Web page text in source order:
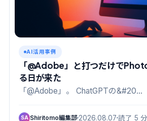
AI活用事例
「@Adobe」と打つだけで
る日が来た
「@Adobe」。 ChatGPTの&#20…
SA Shiritomo編集部 2026.08.07 読了 5 分